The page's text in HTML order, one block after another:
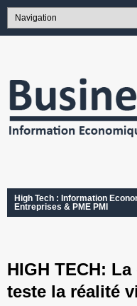
High Tech : Information
Entreprises & PME PMI
HIGH TECH:
teste la réalité